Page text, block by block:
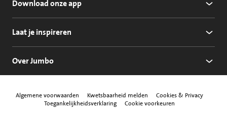
Download onze app
Laat je inspireren
Over Jumbo
Algemene voorwaarden Kwetsbaarheid melden
Cookies & Privacy
Toegankelijkheidsverklaring
Cookie voorkeuren